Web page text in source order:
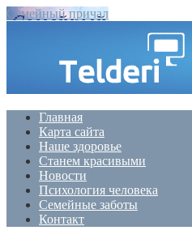
Семейный причал
Главная
Карта сайта
Наше здоровье
Станем красивыми
Новости
Психология человека
Семейные заботы
Контакт